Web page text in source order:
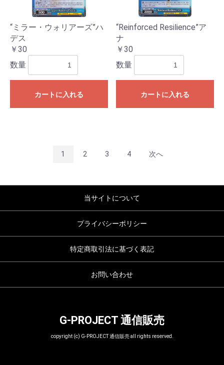
“ミラー・ウォリアーズ”ハ
デス
￥30
数量
カートに入れる
“Reinforced Resilience”ア
ナ
￥30
数量
カートに入れる
1 2 3 4 次へ
当サイトについて
プライバシーポリシー
特定商取引法に基づく表記
お問い合わせ
G-PROJECT 通信販売
copyright (c) G-PROJECT 通信販売 all rights reserved.